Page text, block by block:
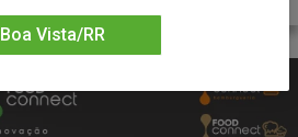
Boa Vista/RR